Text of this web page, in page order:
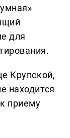
для
Крупской,
находится
приему